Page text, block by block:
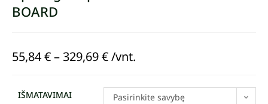
BOARD
55,84€–329,69€/vnt.
IŠMATAVIMAI Pasirinkite savybę